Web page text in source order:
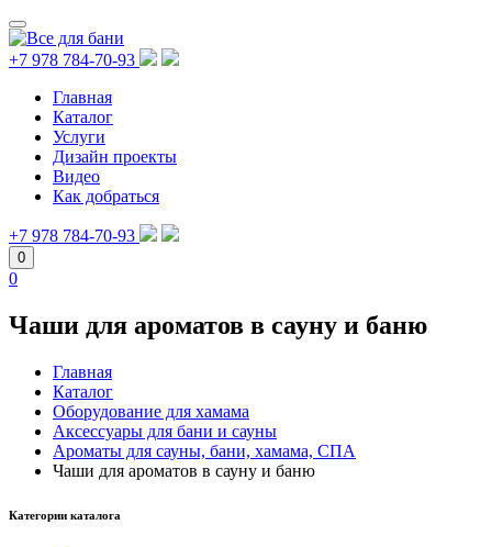
+7 978 784-70-93
Главная
Каталог
Услуги
Дизайн проекты
Видео
Как добраться
+7 978 784-70-93
0
0
Чаши для ароматов в сауну и баню
Главная
Каталог
Оборудование для хамама
Аксессуары для бани и сауны
Ароматы для сауны, бани, хамама, СПА
Чаши для ароматов в сауну и баню
Категории каталога